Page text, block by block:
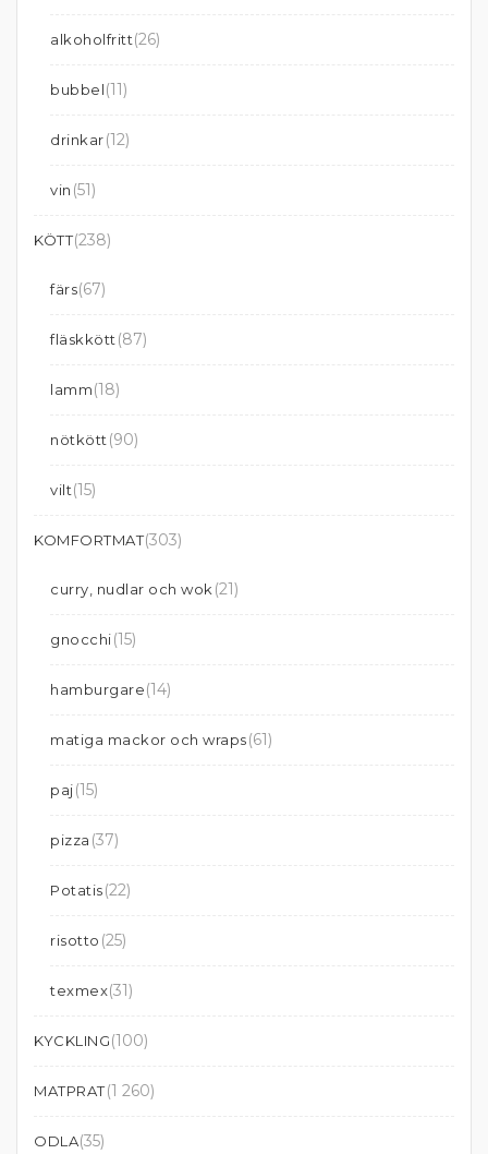
alkoholfritt(26)
bubbel(11)
drinkar(12)
vin (51)
KÖTT(238)
färs(67)
fläskkött (87)
lamm(18)
nötkött (90)
vilt(15)
KOMFORTMAT(303)
curry, nudlar och wok (21)
gnocchi(15)
hamburgare(14)
matiga mackor och wraps(61)
paj(15)
pizza (37)
Potatis(22)
risotto (25)
texmex(31)
KYCKLING(100)
MATPRAT(1 260)
ODLA(35)